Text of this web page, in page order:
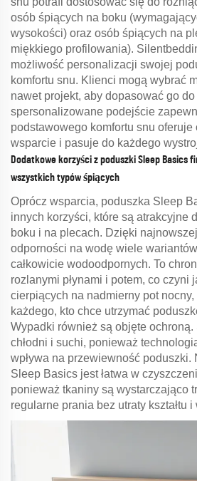
osób śpiących na boku
wysokości) oraz osób śpiących na
miękkiego profilowania).
możliwość personalizacji swojej
komfortu snu. Klienci mogą wybrać
nawet projekt, aby dopasować go do
spersonalizowane podejście
podstawowego komfortu snu
wsparcie i pasuje do każdego
Dodatkowe korzyści z poduszki Sleep Basics
wszystkich typów śpiących
Oprócz wsparcia, poduszka Sleep
innych korzyści, które są atrakcyjne
boku i na plecach. Dzięki
odporności na wodę wiele
całkowicie wodoodpornych. To
rozlanymi płynami i potem, co czyni
cierpiących na nadmierny pot nocny,
każdego, kto chce utrzymać
Wypadki również są objęte
chłodni i suchi, ponieważ
wpływa na przewiewność poduszki.
Sleep Basics jest łatwa w
ponieważ tkaniny są wystarczająco
regularne prania bez utraty kształtu i